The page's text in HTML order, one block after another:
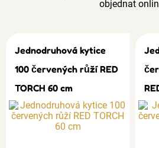
objednat
Jednodruhová kytice
100 červených růží RED
TORCH 60 cm